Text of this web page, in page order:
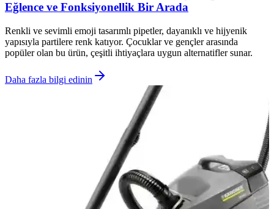
Eğlence ve Fonksiyonellik Bir Arada
Renkli ve sevimli emoji tasarımlı pipetler, dayanıklı ve hijyenik
yapısıyla partilere renk katıyor. Çocuklar ve gençler arasında
popüler olan bu ürün, çeşitli ihtiyaçlara uygun alternatifler sunar.
Daha fazla bilgi edinin